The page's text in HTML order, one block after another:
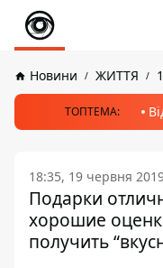
Новини ЖИТТЯ
ТОПТЕМА:
18:35, 19 червня
Подарки
хорошие
получить